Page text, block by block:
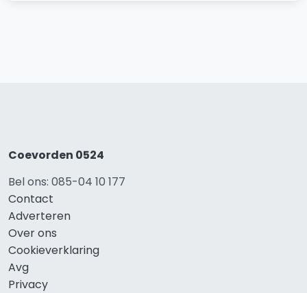
Coevorden 0524
Bel ons: 085-04 10 177
Contact
Adverteren
Over ons
Cookieverklaring
Avg
Privacy